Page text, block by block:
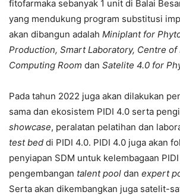
fitofarmaka sebanyak 1 unit di Balai
yang mendukung program substitusi
akan dibangun adalah Miniplant for
Production, Smart Laboratory, Centre of
Computing Room dan Satelite 4.0 for
Pada tahun 2022 juga akan dilakukan
sama dan ekosistem PIDI 4.0 serta
showcase, peralatan pelatihan dan
test bed di PIDI 4.0. PIDI 4.0 juga akan
penyiapan SDM untuk kelembagaan
pengembangan talent pool dan expert
Serta akan dikembangkan juga satelit-